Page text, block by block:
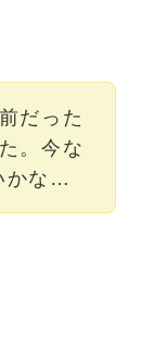
だった
。今な
かな…